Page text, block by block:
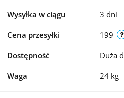
Wysyłka w ciągu 3 dni
Cena przesyłki 199
Dostępność Duża
Waga 24 kg